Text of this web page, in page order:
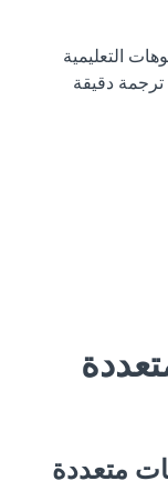
التعليمية
دقيقة
متعددة